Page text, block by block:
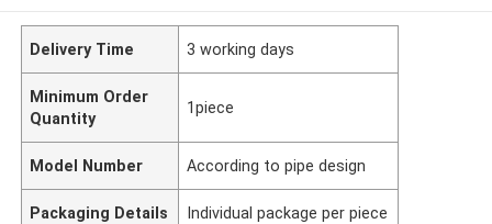
Delivery Time 3 working days
Minimum Order
Quantity
1piece
Model Number According to pipe design
Packaging Details Individual package per piece